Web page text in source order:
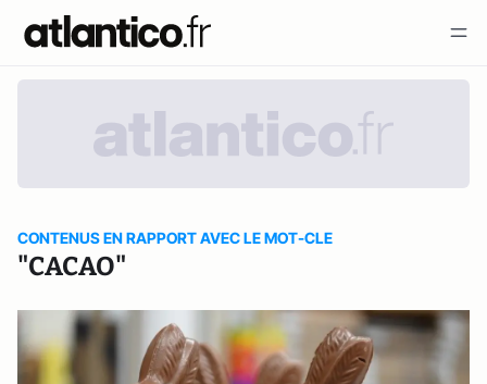
CONTENUS EN RAPPORT AVEC LE MOT-CLE
"CACAO"